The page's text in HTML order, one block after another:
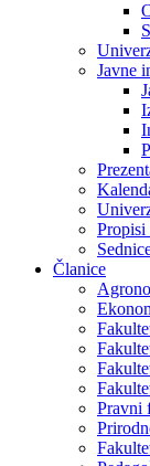
Javne
Propisi
Članice
Pravni